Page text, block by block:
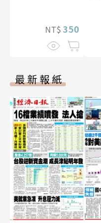
NT$ 350
最新報紙